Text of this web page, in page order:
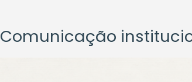
Comunicação